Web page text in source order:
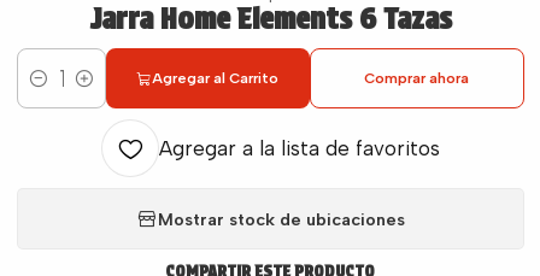
Jarra Home Elements 6 Tazas
Cantidad
Agregar al Carrito Comprar ahora
Agregar a la lista de favoritos
Mostrar stock de ubicaciones
COMPARTIR ESTE PRODUCTO